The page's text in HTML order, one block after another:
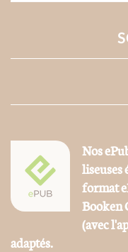
Nos
liseuses
format
Booken
(avec
adaptés.